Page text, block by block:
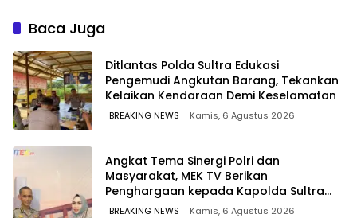
Penyalahgunaan
Baca Juga
Ditlantas Polda Sultra Edukasi
Pengemudi Angkutan Barang, Tekankan
Kelaikan Kendaraan Demi Keselamatan
BREAKING NEWS Kamis, 6 Agustus 2026
Angkat Tema Sinergi Polri dan
Masyarakat, MEK TV Berikan
Penghargaan kepada Kapolda Sultra
melalui Kabid Humas
BREAKING NEWS Kamis, 6 Agustus 2026